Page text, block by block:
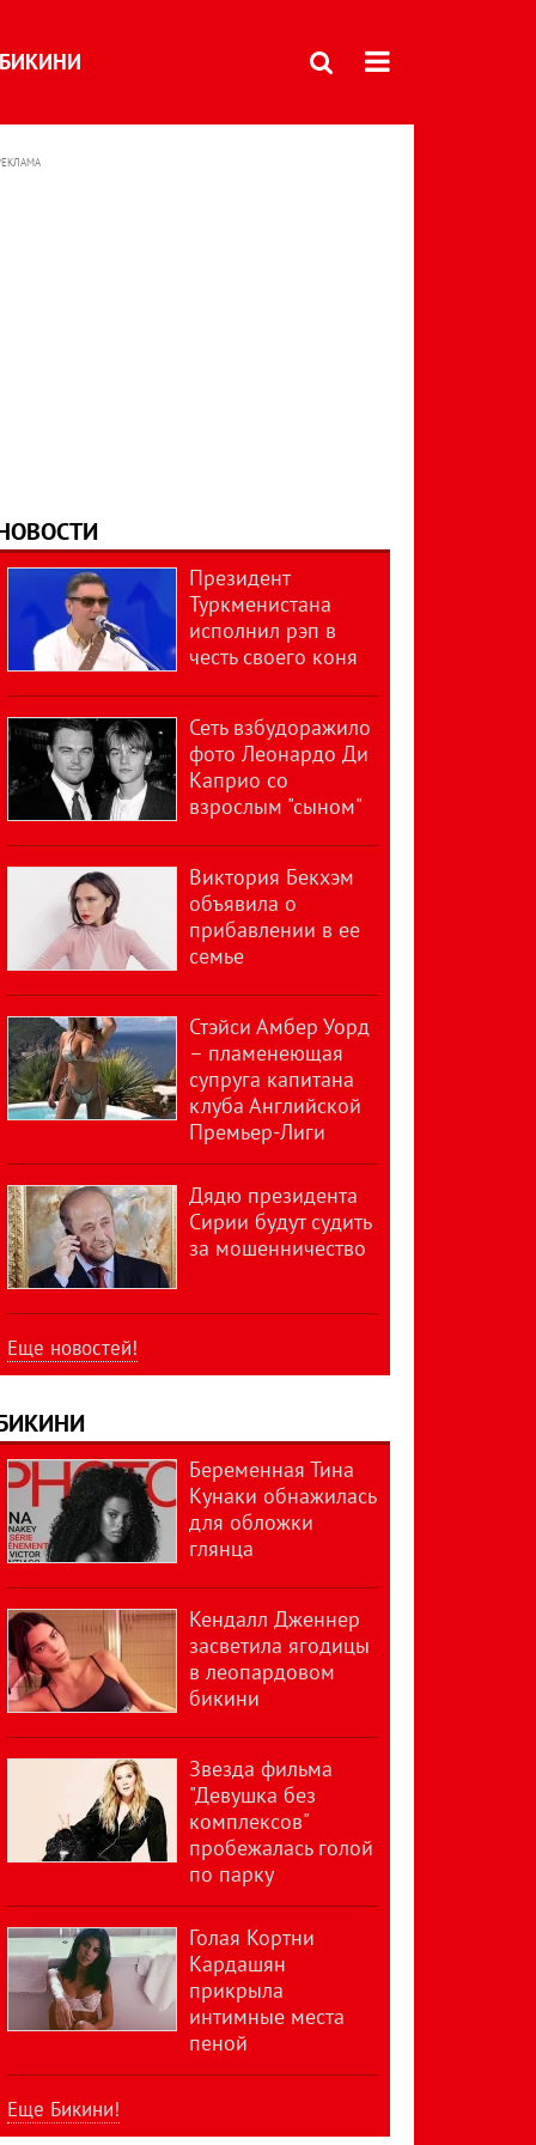
БИКИНИ
Президент
Туркменистана
исполнил рэп в
честь своего коня
Сеть взбудоражило
фото Леонардо Ди
Каприо со
взрослым "сыном"
Виктория Бекхэм
объявила о
прибавлении в ее
семье
Стэйси Амбер Уорд
– пламенеющая
супруга капитана
клуба Английской
Премьер-Лиги
Дядю президента
Сирии будут судить
за мошенничество
Еще новостей!
Беременная Тина
Кунаки обнажилась
для обложки
глянца
Кендалл Дженнер
засветила ягодицы
в леопардовом
бикини
Звезда фильма
"Девушка без
комплексов"
пробежалась голой
по парку
Голая Кортни
Кардашян
прикрыла
интимные места
пеной
Еще Бикини!